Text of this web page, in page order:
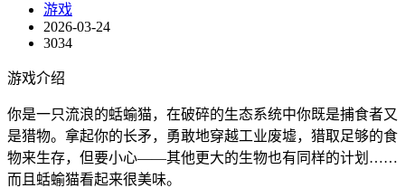
游戏
2026-03-24
3034
游戏介绍
你是一只流浪的蛞蝓猫，在破碎的生态系统中你既是捕食者又
是猎物。拿起你的长矛，勇敢地穿越工业废墟，猎取足够的食
物来生存，但要小心——其他更大的生物也有同样的计划……
而且蛞蝓猫看起来很美味。